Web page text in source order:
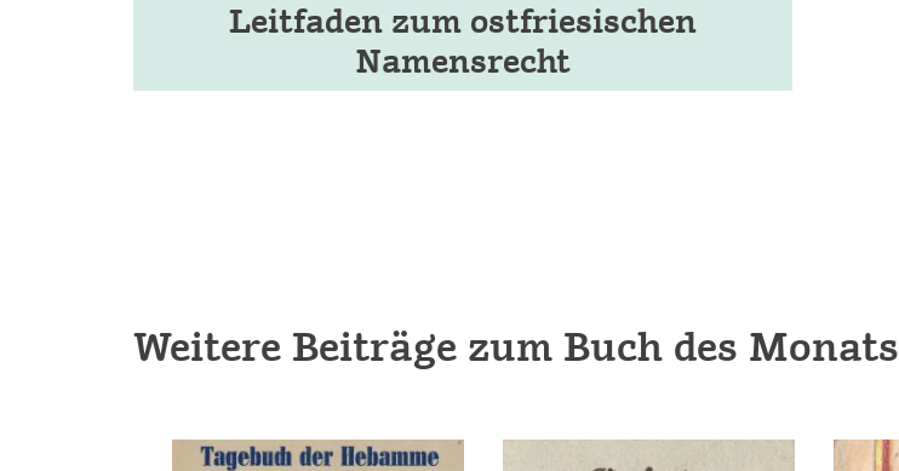
Leitfaden zum ostfriesischen
Namensrecht
Weitere Beiträge zum Buch des Monats